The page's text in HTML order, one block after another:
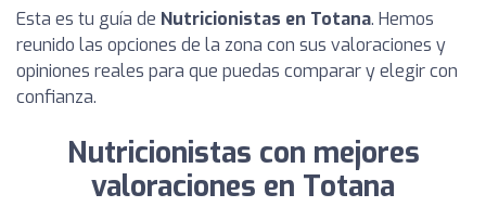
Esta es tu guía de Nutricionistas en Totana. Hemos
reunido las opciones de la zona con sus valoraciones y
opiniones reales para que puedas comparar y elegir con
confianza.
Nutricionistas con mejores
valoraciones en Totana